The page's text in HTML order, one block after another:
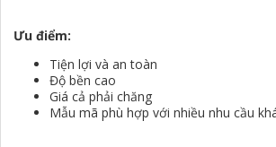
Ưu điểm:
Tiện lợi và an toàn
Độ bền cao
Giá cả phải chăng
Mẫu mã phù hợp với nhiều nhu cầu